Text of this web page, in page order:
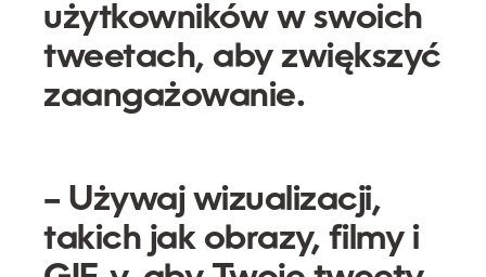
użytkowników w swoich
tweetach, aby zwiększyć
zaangażowanie.
– Używaj wizualizacji,
takich jak obrazy, filmy i